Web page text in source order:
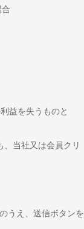
益を失うものと
当社又は会員クリ
うえ、送信ボタンを